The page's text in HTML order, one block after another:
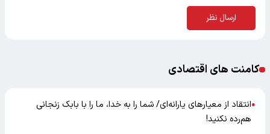
ارسال نظر
کامنت های اقتصادی
●انتقاد از معیارهای یارانه‌ای/ شما را به خدا، ما را با بابک زنجانی
هم‌رده نکنید!